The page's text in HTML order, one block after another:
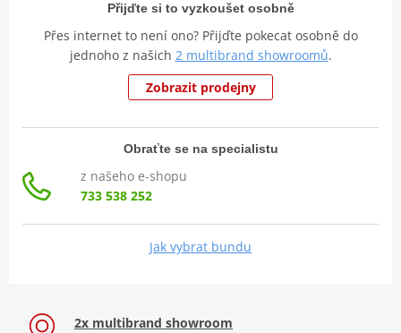
Přijďte si to vyzkoušet osobně
Přes internet to není ono? Přijďte pokecat osobně do
jednoho z našich 2 multibrand showroomů.
Zobrazit prodejny
Obraťte se na specialistu
z našeho e-shopu
733 538 252
Jak vybrat bundu
2x multibrand showroom